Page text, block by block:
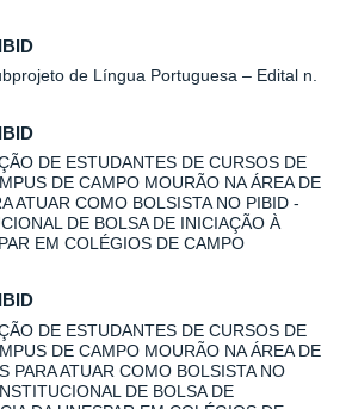
de Língua Portuguesa – Edital n.
DE ESTUDANTES DE CURSOS DE
DE CAMPO MOURÃO NA ÁREA DE
ATUAR COMO BOLSISTA NO PIBID -
DE BOLSA DE INICIAÇÃO À
EM COLÉGIOS DE CAMPO
DE ESTUDANTES DE CURSOS DE
DE CAMPO MOURÃO NA ÁREA DE
PARA ATUAR COMO BOLSISTA NO
DE BOLSA DE